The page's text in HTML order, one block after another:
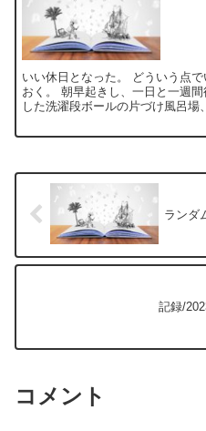
いい休日となった。 どういう点
おく。 朝早起きし、一日と一週
した洗濯段ボールの片づけ風呂
ランダ
記録/
コメント